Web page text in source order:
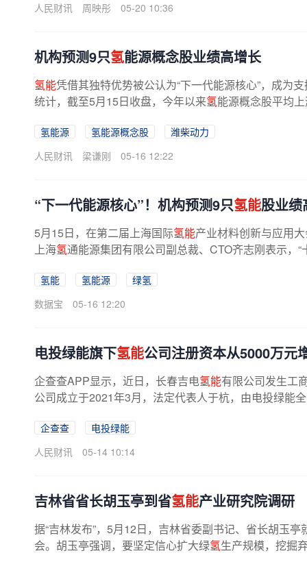
人民财讯
周映彤 05-20 10:36
机构预测9只氢能源概念股业绩高增长
氢能凭借其独特优势被公认为“下一代能源核心”，成为
统计，截至5月15日收盘，今年以来氢能源概念股平均
氢能源 氢能源概念股
潍柴动力
人民财讯
梁谦刚 05-16 12:22
“下一代能源核心”！机构预测9只氢能股业绩
5月15日，在第二届上海国际氢能产业材料创新与应用
上海氢通能源集团有限公司副总裁、CTO齐志刚表示，“
氢能 氢能源
绿氢
数据宝
05-16 12:20
电投绿能旗下氢能公司注册资本从5000万元
企查查APP显示，近日，长春吉电氢能有限公司发生工
公司成立于2021年3月，法定代表人于杭，由电投绿能
企查查
电投绿能
人民财讯
05-14 10:14
吉林省省长胡玉亭到省氢能产业研究院调研
据“吉林发布”，5月12日，吉林省委副书记、省长胡玉亭
会。胡玉亭强调，要坚定信心扩大绿氢生产规模，挖掘